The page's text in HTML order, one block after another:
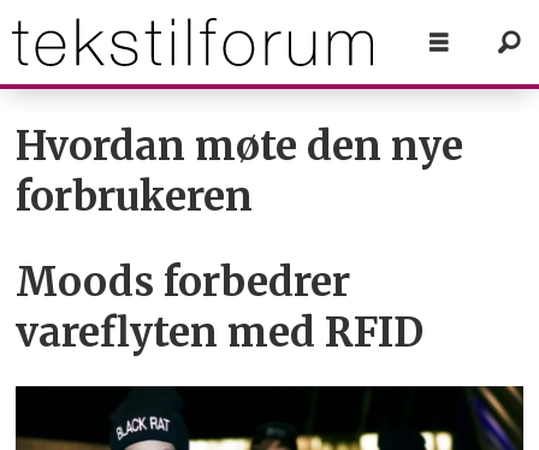
Tag:
siste
nytt
Hvordan møte den nye
forbrukeren
Moods forbedrer
vareflyten med RFID